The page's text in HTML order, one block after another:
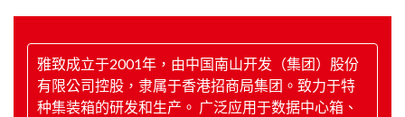
雅致成立于2001年，由中国南山开发（集团）股份
有限公司控股，隶属于香港招商局集团。致力于特
种集装箱的研发和生产。 广泛应用于数据中心箱、